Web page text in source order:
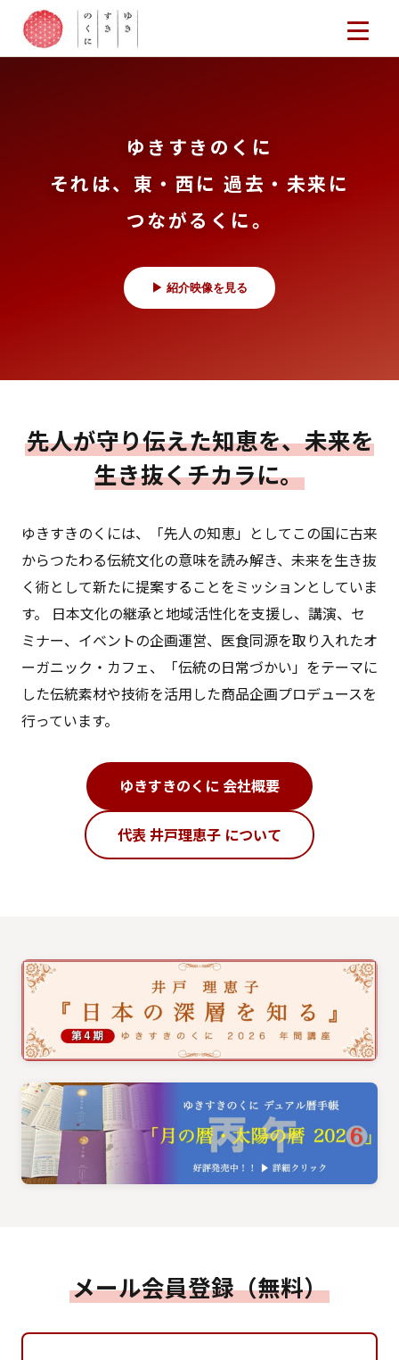
ゆきすきのくに
それは、東・西に 過去・未来に
つながるくに。
▶ 紹介映像を見る
先人が守り伝えた知恵を、未来を
生き抜くチカラに。
ゆきすきのくには、「先人の知恵」としてこの国に古来
からつたわる伝統文化の意味を読み解き、未来を生き抜
く術として新たに提案することをミッションとしていま
す。 日本文化の継承と地域活性化を支援し、講演、セ
ミナー、イベントの企画運営、医食同源を取り入れたオ
ーガニック・カフェ、「伝統の日常づかい」をテーマに
した伝統素材や技術を活用した商品企画プロデュースを
行っています。
ゆきすきのくに 会社概要
代表 井戸理恵子 について
メール会員登録（無料）